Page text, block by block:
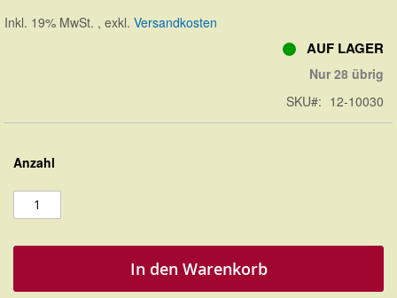
Inkl. 19% MwSt. , exkl. Versandkosten
AUF LAGER
Nur 28 übrig
SKU
12-10030
Anzahl
In den Warenkorb